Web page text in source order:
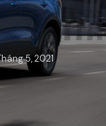
5, 2021